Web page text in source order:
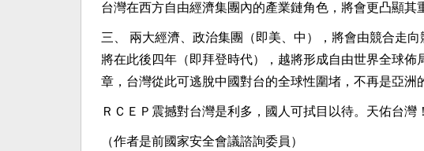
台灣在西方自由經濟集團內的產業鏈角色，將會更凸顯其
三、 兩大經濟、政治集團（即美、中），將會由競合走
將在此後四年（即拜登時代），越將形成自由世界全球
章，台灣從此可逃脫中國對台的全球性圍堵，不再是亞洲
ＲＣＥＰ震撼對台灣是利多，國人可拭目以待。天佑台灣！
（作者是前國家安全會議諮詢委員）